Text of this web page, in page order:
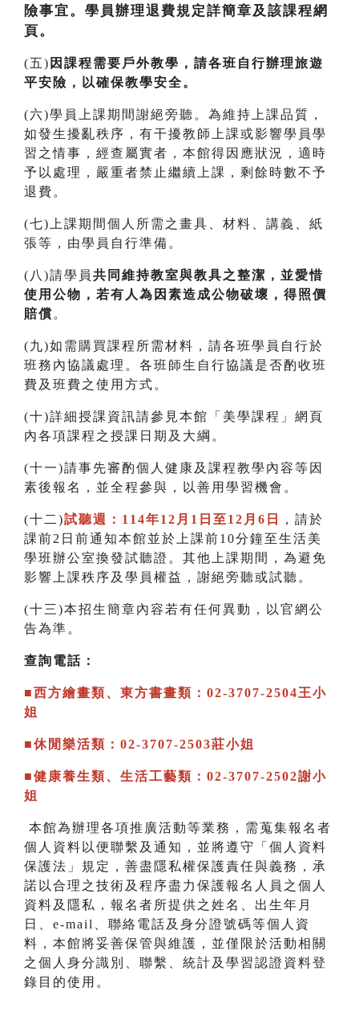
險事宜。學員辦理退費規定詳簡章及該課程網
頁。
(五) 因課程需要戶外教學，請各班自行辦理旅遊
平安險，以確保教學安全。
(六)學員上課期間謝絕旁聽。為維持上課品質，
如發生擾亂秩序，有干擾教師上課或影響學員學
習之情事，經查屬實者，本館得因應狀況，適時
予以處理，嚴重者禁止繼續上課，剩餘時數不予
退費。
(七)上課期間個人所需之畫具、材料、講義、紙
張等，由學員自行準備。
(八)請學員 共同維持教室與教具之整潔，並愛惜
使用公物，若有人為因素造成公物破壞，得照價
賠償 。
(九)如需購買課程所需材料，請各班學員自行於
班務內協議處理。各班師生自行協議是否酌收班
費及班費之使用方式。
(十)詳細授課資訊請參見本館「美學課程」網頁
內各項課程之授課日期及大綱。
(十一)請事先審酌個人健康及課程教學內容等因
素後報名，並全程參與，以善用學習機會。
(十二)試聽週：114年12月1日至12月6日
，請於
課前2日前通知本館並於上課前10分鐘至生活美
學班辦公室換發試聽證。其他上課期間，為避免
影響上課秩序及學員權益，謝絕旁聽或試聽。
(十三)本招生簡章內容若有任何異動，以官網公
告為準。
查詢電話：
■西方繪畫類、東方書畫類：02-3707-2504王小
姐
■休閒樂活類：02-3707-2503莊小姐
■健康養生類、生活工藝類：02-3707-2502謝小
姐
本館為辦理各項推廣活動等業務，需蒐集報名者
個人資料以便聯繫及通知，並將遵守「個人資料
保護法」規定，善盡隱私權保護責任與義務，承
諾以合理之技術及程序盡力保護報名人員之個人
資料及隱私，報名者所提供之姓名、出生年月
日、e-mail、聯絡電話及身分證號碼等個人資
料，本館將妥善保管與維護，並僅限於活動相關
之個人身分識別、聯繫、統計及學習認證資料登
錄目的使用。